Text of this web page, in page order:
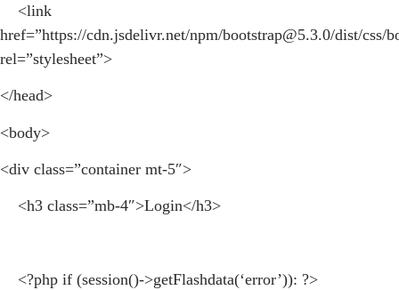
<link
href=”https://cdn.jsdelivr.net/npm/bootstrap@5.3.0/dist/css/
rel=”stylesheet”>
</head>
<body>
<div class=”container mt-5″>
<h3 class=”mb-4″>Login</h3>
<?php if (session()->getFlashdata(‘error’)): ?>